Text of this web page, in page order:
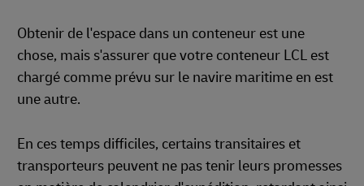
Obtenir de l'espace dans un conteneur est une
chose, mais s'assurer que votre conteneur LCL est
chargé comme prévu sur le navire maritime en est
une autre.
En ces temps difficiles, certains transitaires et
transporteurs peuvent ne pas tenir leurs promesses